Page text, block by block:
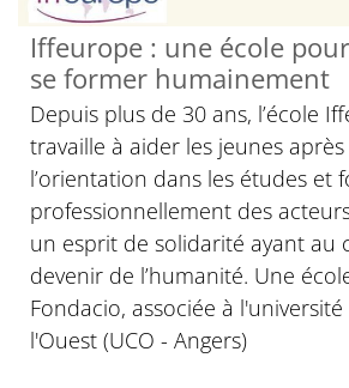
Iffeurope : une école
se former humainement
Depuis plus de 30 ans, l’école
travaille à aider les jeunes
l’orientation dans les études et
professionnellement des
un esprit de solidarité ayant au
devenir de l’humanité. Une
Fondacio, associée à
l'Ouest (UCO - Angers)